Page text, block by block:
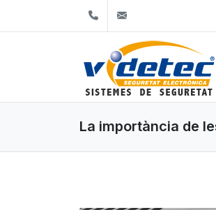
+34663901200
La importància de